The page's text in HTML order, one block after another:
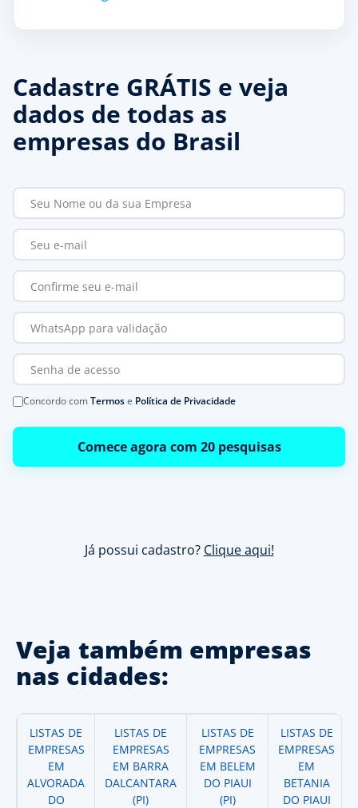
Cadastre GRÁTIS e veja
dados de todas as
empresas do Brasil
Concordo comTermose Política de Privacidade
Comece agora com 20 pesquisas
Já possui cadastro? Clique aqui!
Veja também empresas
nas cidades:
LISTAS DE
EMPRESAS
EM
ALVORADA
DO
LISTAS DE
EMPRESAS
EM BARRA
DALCANTARA
(PI)
LISTAS DE
EMPRESAS
EM BELEM
DO PIAUI
(PI)
LISTAS DE
EMPRESAS
EM
BETANIA
DO PIAUI